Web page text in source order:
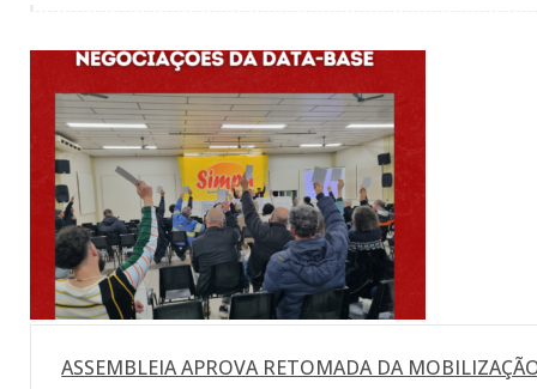
ASSEMBLEIA APROVA RETOMADA DA